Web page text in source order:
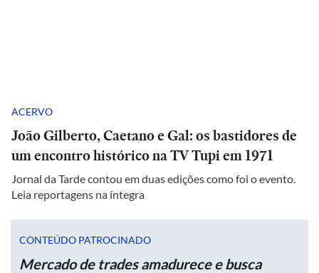
ACERVO
João Gilberto, Caetano e Gal: os bastidores de
um encontro histórico na TV Tupi em 1971
Jornal da Tarde contou em duas edições como foi o evento.
Leia reportagens na íntegra
CONTEÚDO PATROCINADO
Mercado de trades amadurece e busca